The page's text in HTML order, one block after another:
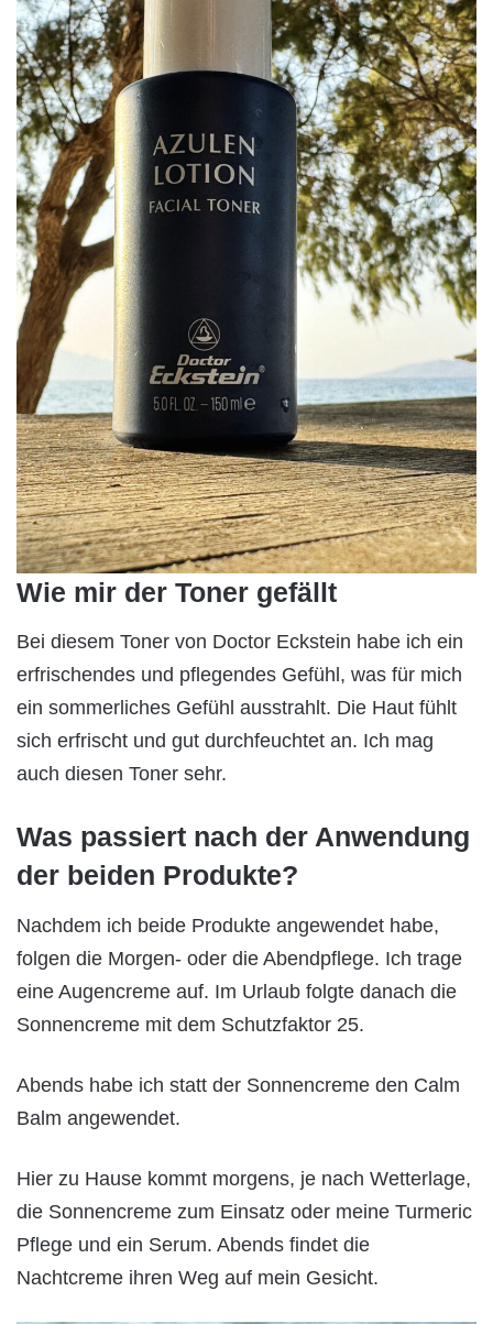
Wie mir der Toner gefällt
Bei diesem Toner von Doctor Eckstein habe ich ein
erfrischendes und pflegendes Gefühl, was für mich
ein sommerliches Gefühl ausstrahlt. Die Haut fühlt
sich erfrischt und gut durchfeuchtet an. Ich mag
auch diesen Toner sehr.
Was passiert nach der Anwendung
der beiden Produkte?
Nachdem ich beide Produkte angewendet habe,
folgen die Morgen- oder die Abendpflege. Ich trage
eine Augencreme auf. Im Urlaub folgte danach die
Sonnencreme mit dem Schutzfaktor 25.
Abends habe ich statt der Sonnencreme den Calm
Balm angewendet.
Hier zu Hause kommt morgens, je nach Wetterlage,
die Sonnencreme zum Einsatz oder meine Turmeric
Pflege und ein Serum. Abends findet die
Nachtcreme ihren Weg auf mein Gesicht.